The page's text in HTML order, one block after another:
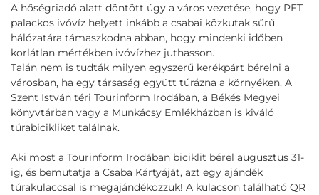
A hőségriadó alatt döntött úgy a város vezetése, hogy PET
palackos ivóvíz helyett inkább a csabai közkutak sűrű
hálózatára támaszkodna abban, hogy mindenki időben
korlátlan mértékben ivóvízhez juthasson.
Talán nem is tudták milyen egyszerű kerékpárt bérelni a
városban, ha egy társaság együtt túrázna a környéken. A
Szent István téri Tourinform Irodában, a Békés Megyei
könyvtárban vagy a Munkácsy Emlékházban is kiváló
túrabicikliket találnak.
Aki most a Tourinform Irodában biciklit bérel augusztus 31-
ig, és bemutatja a Csaba Kártyáját, azt egy ajándék
túrakulaccsal is megajándékozzuk! A kulacson található QR